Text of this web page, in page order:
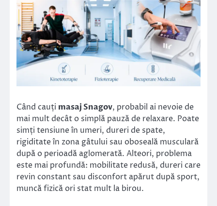
Când cauți masaj Snagov, probabil ai nevoie de
mai mult decât o simplă pauză de relaxare. Poate
simți tensiune în umeri, dureri de spate,
rigiditate în zona gâtului sau oboseală musculară
după o perioadă aglomerată. Alteori, problema
este mai profundă: mobilitate redusă, dureri care
revin constant sau disconfort apărut după sport,
muncă fizică ori stat mult la birou.